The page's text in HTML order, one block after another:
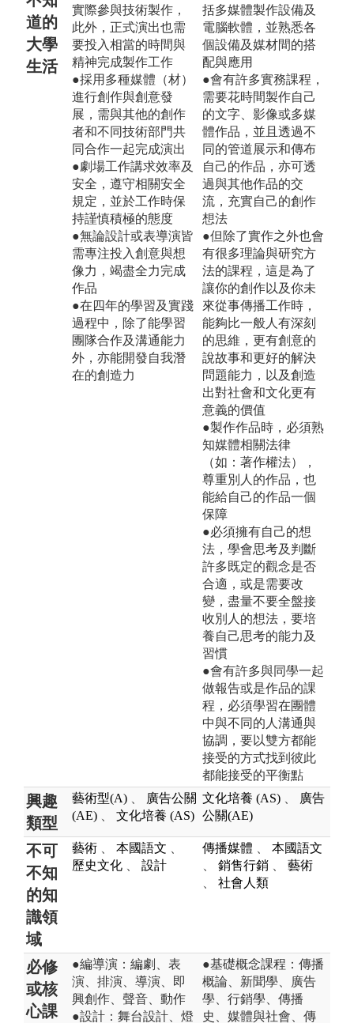
道的
大學
生活
實際參與技術製作，
此外，正式演出也需
要投入相當的時間與
精神完成製作工作
●採用多種媒體（材）
進行創作與創意發
展，需與其他的創作
者和不同技術部門共
同合作一起完成演出
●劇場工作講求效率及
安全，遵守相關安全
規定，並於工作時保
持謹慎積極的態度
●無論設計或表導演皆
需專注投入創意與想
像力，竭盡全力完成
作品
●在四年的學習及實踐
過程中，除了能學習
團隊合作及溝通能力
外，亦能開發自我潛
在的創造力
括多媒體製作設備及
電腦軟體，並熟悉各
個設備及媒材間的搭
配與應用
●會有許多實務課程，
需要花時間製作自己
的文字、影像或多媒
體作品，並且透過不
同的管道展示和傳布
自己的作品，亦可透
過與其他作品的交
流，充實自己的創作
想法
●但除了實作之外也會
有很多理論與研究方
法的課程，這是為了
讓你的創作以及你未
來從事傳播工作時，
能夠比一般人有深刻
的思維，更有創意的
說故事和更好的解決
問題能力，以及創造
出對社會和文化更有
意義的價值
●製作作品時，必須熟
知媒體相關法律
（如：著作權法），
尊重別人的作品，也
能給自己的作品一個
保障
●必須擁有自己的想
法，學會思考及判斷
許多既定的觀念是否
合適，或是需要改
變，盡量不要全盤接
收別人的想法，要培
養自己思考的能力及
習慣
●會有許多與同學一起
做報告或是作品的課
程，必須學習在團體
中與不同的人溝通與
協調，要以雙方都能
接受的方式找到彼此
都能接受的平衡點
興趣
類型
藝術型(A)
廣告公關
(AE)
文化培養 (AS)
文化培養 (AS)
廣告
公關(AE)
不可
不知
的知
識領
域
藝術 本國語文
歷史文化
設計
傳播媒體
本國語文
銷售行銷
藝術
社會人類
必修
或核
心課
●編導演：編劇、表
演、排演、導演、即
興創作、聲音、動作
●設計：舞台設計、燈
●基礎概念課程：傳播
概論、新聞學、廣告
學、行銷學、傳播
史、媒體與社會、傳